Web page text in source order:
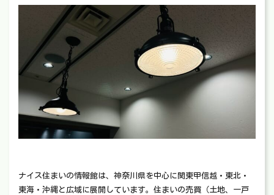
ナイス住まいの情報館は、神奈川県を中心に関東甲信越・東北・
東海・沖縄と広域に展開しています。住まいの売買（土地、一戸